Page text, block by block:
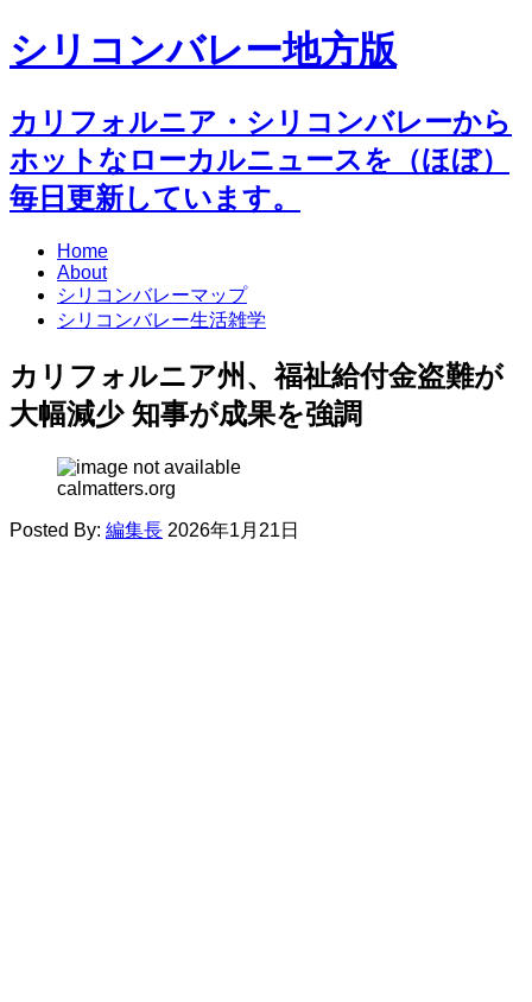
シリコンバレー地方版
カリフォルニア・シリコンバレーから
ホットなローカルニュースを（ほぼ）
毎日更新しています。
Home
About
シリコンバレーマップ
シリコンバレー生活雑学
カリフォルニア州、福祉給付金盗難が
大幅減少 知事が成果を強調
calmatters.org
Posted By: 編集長 2026年1月21日